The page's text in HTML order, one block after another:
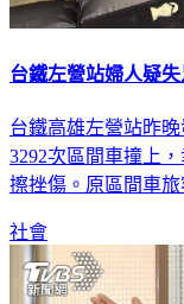
台鐵左營站婦人疑
台鐵高雄左營站昨
3292次區間車撞上
擦挫傷。原區間車旅
社會